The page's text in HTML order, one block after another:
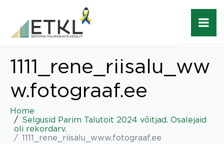
1111_rene_riisalu_ww
w.fotograaf.ee
Home
Selgusid Parim Talutoit 2024 võitjad. Osalejaid
oli rekordarv.
1111_rene_riisalu_www.fotograaf.ee